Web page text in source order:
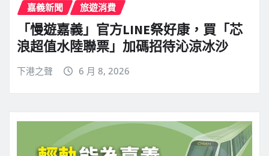
嘉義新聞 旅遊消費
「慢遊嘉義」官方LINE祭好康，買「芯
浪超值水陸聯票」加碼招待沁涼冰沙
下港之聲 6 月 8, 2026